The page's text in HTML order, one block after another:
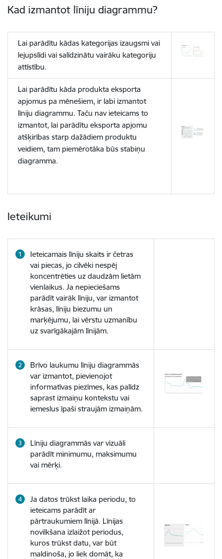
Kad izmantot līniju diagrammu?
Lai parādītu kādas kategorijas izaugsmi vai
lejupslīdi vai salīdzinātu vairāku kategoriju
attīstību.
Lai parādītu kāda produkta eksporta
apjomus pa mēnešiem, ir labi izmantot
līniju diagrammu. Taču nav ieteicams to
izmantot, lai parādītu eksporta apjomu
atšķirības starp dažādiem produktu
veidiem, tam piemērotāka būs stabiņu
diagramma.
Ieteikumi
Ieteicamais līniju skaits ir četras
vai piecas, jo cilvēki nespēj
koncentrēties uz daudzām lietām
vienlaikus. Ja nepieciešams
parādīt vairāk līniju, var izmantot
krāsas, līniju biezumu un
marķējumu, lai vērstu uzmanību
uz svarīgākajām līnijām.
Brīvo laukumu līniju diagrammās
var izmantot, pievienojot
informatīvas piezīmes, kas palīdz
saprast izmaiņu kontekstu vai
iemeslus īpaši straujām izmaiņām.
Līniju diagrammās var vizuāli
parādīt minimumu, maksimumu
vai mērķi.
Ja datos trūkst laika periodu, to
ieteicams parādīt ar
pārtraukumiem līnijā. Līnijas
novilkšana izlaižot periodus,
kuros trūkst datu, var būt
maldinoša, jo liek domāt, ka